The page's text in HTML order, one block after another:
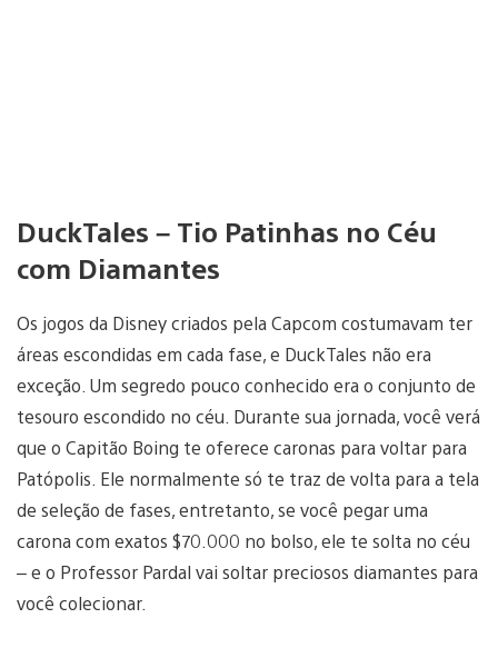
DuckTales – Tio Patinhas no Céu
com Diamantes
Os jogos da Disney criados pela Capcom costumavam ter
áreas escondidas em cada fase, e DuckTales não era
exceção. Um segredo pouco conhecido era o conjunto de
tesouro escondido no céu. Durante sua jornada, você verá
que o Capitão Boing te oferece caronas para voltar para
Patópolis. Ele normalmente só te traz de volta para a tela
de seleção de fases, entretanto, se você pegar uma
carona com exatos $70.000 no bolso, ele te solta no céu
– e o Professor Pardal vai soltar preciosos diamantes para
você colecionar.